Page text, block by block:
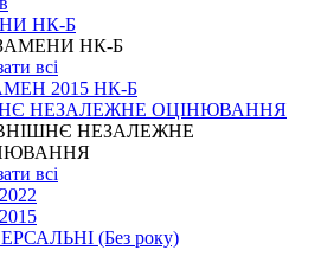
НК-Б
НК-Б
всі
2015 НК-Б
НЕЗАЛЕЖНЕ ОЦІНЮВАННЯ
НЕЗАЛЕЖНЕ
всі
(Без року)